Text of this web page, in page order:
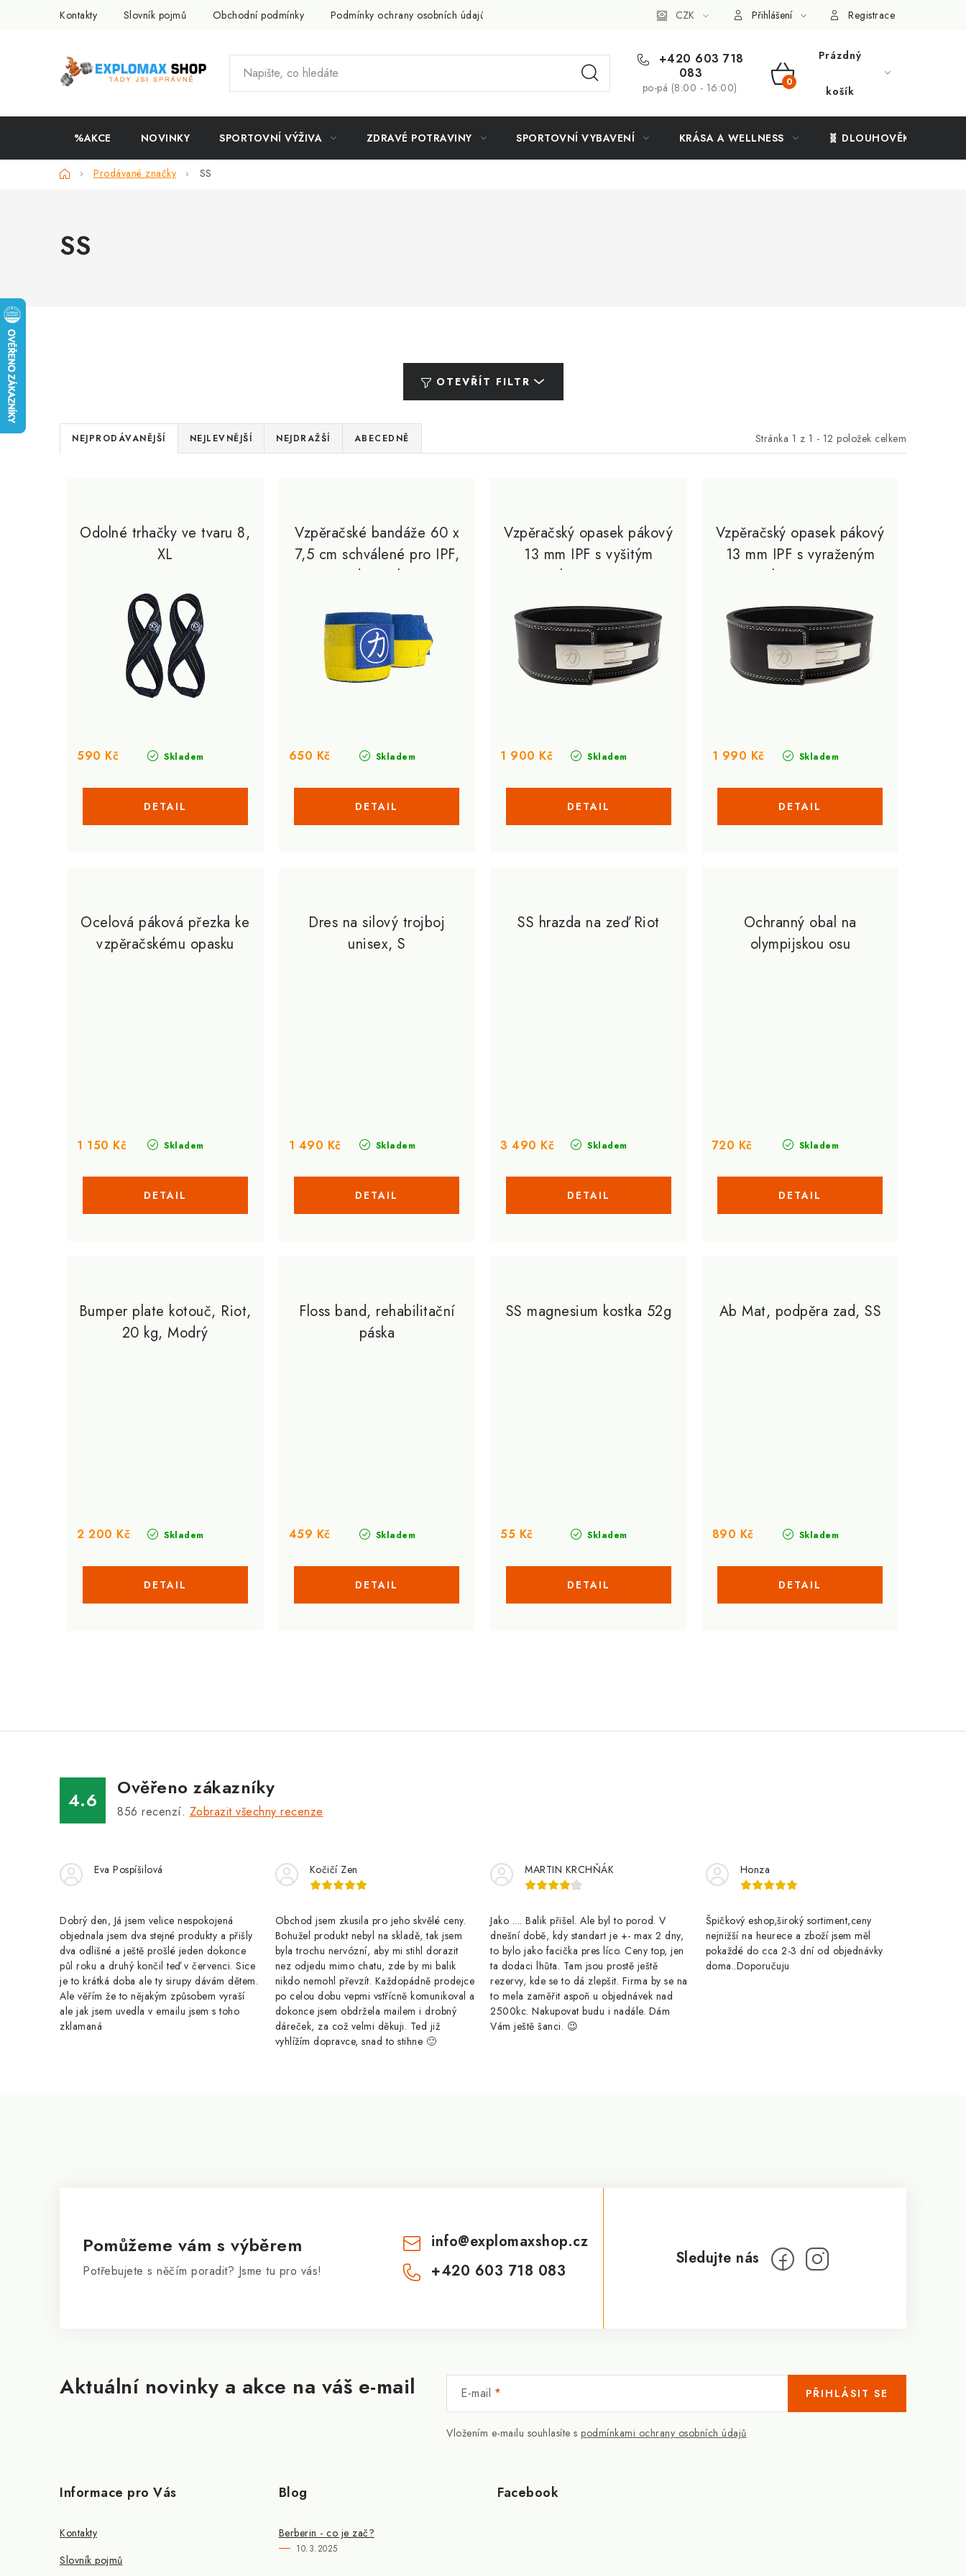
Kontakty Slovník pojmů Obchodní podmínky Podmínky ochrany osobních údajů Slevový systém Vše o nákupu
CZK Přihlášení Registrace
+420 603 718
083
po-pá (8:00 - 16:00)
NÁKUPNÍ
Prázdný
košík
%AKCE NOVINKY SPORTOVNÍ VÝŽIVA ZDRAVÉ POTRAVINY SPORTOVNÍ VYBAVENÍ KRÁSA A WELLNESS 🧬 DLOUHOVĚKOST
DomůProdávané značky SS
SS
OTEVŘÍT FILTR
Stránka 1 z 1 - 12 položek celkem
Ř
a
NEJPRODÁVANĚJŠÍ NEJLEVNĚJŠÍ NEJDRAŽŠÍ ABECEDNĚ
Odolné trhačky ve tvaru 8,
XL
Skladem
590 Kč
Vzpěračské bandáže 60 x
7,5 cm schválené pro IPF,
modro / žlutá
Skladem
650 Kč
Vzpěračský opasek pákový
13 mm IPF s vyšitým
logem, S
Skladem
1 900 Kč
Vzpěračský opasek pákový
13 mm IPF s vyraženým
logem, L
Skladem
1 990 Kč
Ocelová páková přezka ke
vzpěračskému opasku
Skladem
1 150 Kč
Dres na silový trojboj
unisex, S
Skladem
1 490 Kč
SS hrazda na zeď Riot
Skladem
3 490 Kč
Ochranný obal na
olympijskou osu
Skladem
720 Kč
Bumper plate kotouč, Riot,
20 kg, Modrý
Skladem
2 200 Kč
Floss band, rehabilitační
páska
Skladem
459 Kč
SS magnesium kostka 52g
Skladem
55 Kč
Ab Mat, podpěra zad, SS
Skladem
890 Kč
a
í
p
r
v
k
y
v
ý
4.6
Ověřeno zákazníky
856 recenzí. Zobrazit všechny recenze
Eva Pospíšilová
Dobrý den, Já jsem velice nespokojená
objednala jsem dva stejné produkty a přišly
dva odlišné a ještě prošlé jeden dokonce
půl roku a druhý končil teď v červenci. Sice
je to krátká doba ale ty sirupy dávám dětem.
Ale věřím že to nějakým způsobem vyraší
ale jak jsem uvedla v emailu jsem s toho
zklamaná
Kočičí Zen
Obchod jsem zkusila pro jeho skvělé ceny.
Bohužel produkt nebyl na skladě, tak jsem
byla trochu nervózní, aby mi stihl dorazit
nez odjedu mimo chatu, zde by mi balik
nikdo nemohl převzít. Každopádně prodejce
po celou dobu vepmi vstřícně komunikoval a
dokonce jsem obdržela mailem i drobný
dáreček, za což velmi děkuji. Ted již
vyhlížím dopravce, snad to stihne 🙂
MARTIN KRCHŇÁK
Jako .... Balik přišel. Ale byl to porod. V
dnešní době, kdy standart je +- max 2 dny,
to bylo jako facička pres líco. Ceny top, jen
ta dodaci lhůta. Tam jsou prostě ještě
rezervy, kde se to dá zlepšit. Firma by se na
to mela zaměřit aspoň u objednávek nad
2500kc. Nakupovat budu i nadále. Dám
Vám ještě šanci. 😉
Honza
Špičkový eshop,široký sortiment,ceny
nejnižší na heurece a zboží jsem měl
pokaždé do cca 2-3 dní od objednávky
doma..Doporučuju
Aktuální novinky a akce na váš e-mail E-mail
Vložením e-mailu souhlasíte s podmínkami ochrany osobních údajů
PŘIHLÁSIT SE
Pomůžeme vám s výběrem
Potřebujete s něčím poradit? Jsme tu pro vás!
info@explomaxshop.cz
+420 603 718 083
Informace pro Vás
Kontakty
Slovník pojmů
Blog
Berberin - co je zač?
10.3.2025
Facebook